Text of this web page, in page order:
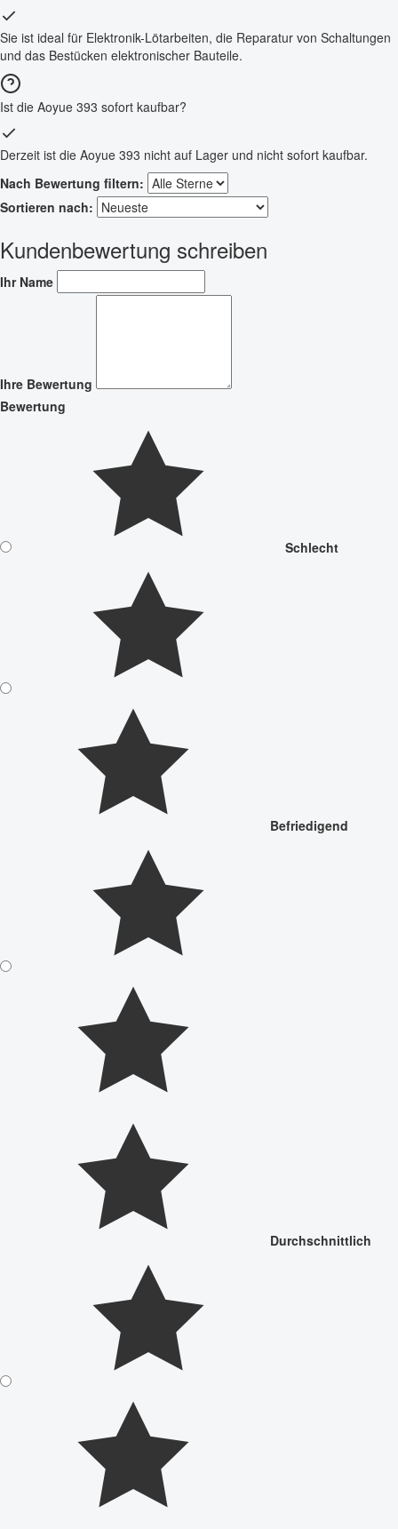
Sie ist ideal für Elektronik-Lötarbeiten, die Reparatur von Schaltungen
und das Bestücken elektronischer Bauteile.
Ist die Aoyue 393 sofort kaufbar?
Derzeit ist die Aoyue 393 nicht auf Lager und nicht sofort kaufbar.
Nach Bewertung filtern:
Sortieren nach:
Kundenbewertung schreiben
Ihr Name
Ihre Bewertung
Bewertung
Schlecht
Befriedigend
Durchschnittlich